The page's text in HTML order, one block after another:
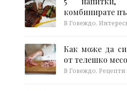
комбинирате
В Говеждо,
Как може да
от телешко
В Говеждо, Рецепти